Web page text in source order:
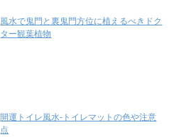
風水で鬼門と裏鬼門方位に植えるべきドク
ター観葉植物
開運トイレ風水-トイレマットの色や注意
点